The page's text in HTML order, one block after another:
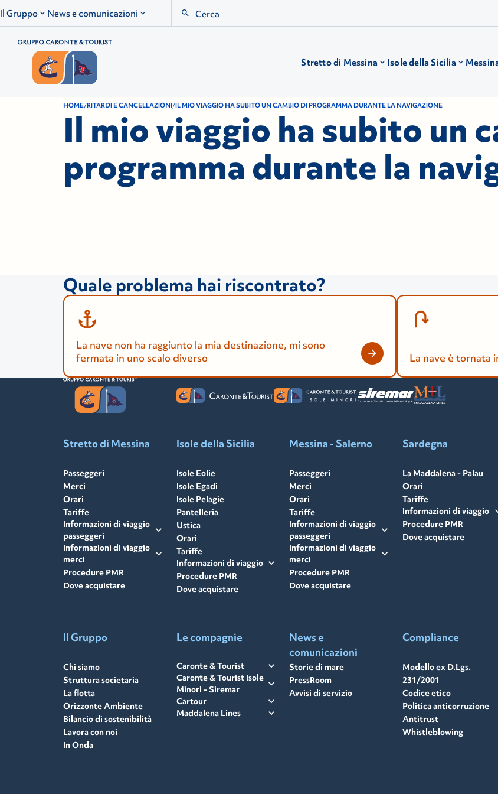
Stretto di Messina Isole della Sicilia
Il Gruppo News e comunicazioni
HOME RITARDI E CANCELLAZIONI IL MIO VIAGGIO HA SUBITO UN CAMBIO DI PROGRAMMA DURANTE LA NAVIGAZIONE
Il mio viaggio ha subito un
programma durante la
Quale problema hai riscontrato?
La nave non ha raggiunto la mia destinazione, mi sono
fermata in uno scalo diverso
La nave è tornata
Stretto di Messina
Passeggeri
Merci
Orari
Tariffe
Informazioni di viaggio
passeggeri
expand_more
Informazioni di viaggio
merci
expand_more
Procedure PMR
Dove acquistare
Isole della Sicilia
Isole Eolie
Isole Egadi
Isole Pelagie
Pantelleria
Ustica
Orari
Tariffe
Informazioni di viaggio expand_more
Procedure PMR
Dove acquistare
Messina - Salerno
Passeggeri
Merci
Orari
Tariffe
Informazioni di viaggio
passeggeri
expand_more
Informazioni di viaggio
merci
expand_more
Procedure PMR
Dove acquistare
Sardegna
La Maddalena - Palau
Orari
Tariffe
Informazioni di viaggio
Procedure PMR
Dove acquistare
Il Gruppo
Chi siamo
Struttura societaria
La flotta
Orizzonte Ambiente
Bilancio di sostenibilità
Lavora con noi
In Onda
Le compagnie
Caronte & Tourist expand_more
Caronte & Tourist Isole
Minori - Siremar
expand_more
Cartour expand_more
Maddalena Lines expand_more
News e
comunicazioni
Storie di mare
PressRoom
Avvisi di servizio
Compliance
Modello ex D.Lgs.
231/2001
Codice etico
Politica anticorruzione
Antitrust
Whistleblowing